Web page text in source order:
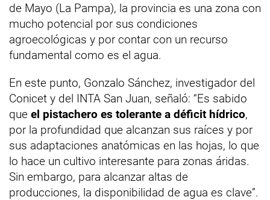
de Mayo (La Pampa), la provincia es una zona con
mucho potencial por sus condiciones
agroecológicas y por contar con un recurso
fundamental como es el agua.
En este punto, Gonzalo Sánchez, investigador del
Conicet y del INTA San Juan, señaló: “Es sabido
que el pistachero es tolerante a déficit hídrico,
por la profundidad que alcanzan sus raíces y por
sus adaptaciones anatómicas en las hojas, lo que
lo hace un cultivo interesante para zonas áridas.
Sin embargo, para alcanzar altas de
producciones, la disponibilidad de agua es clave”.